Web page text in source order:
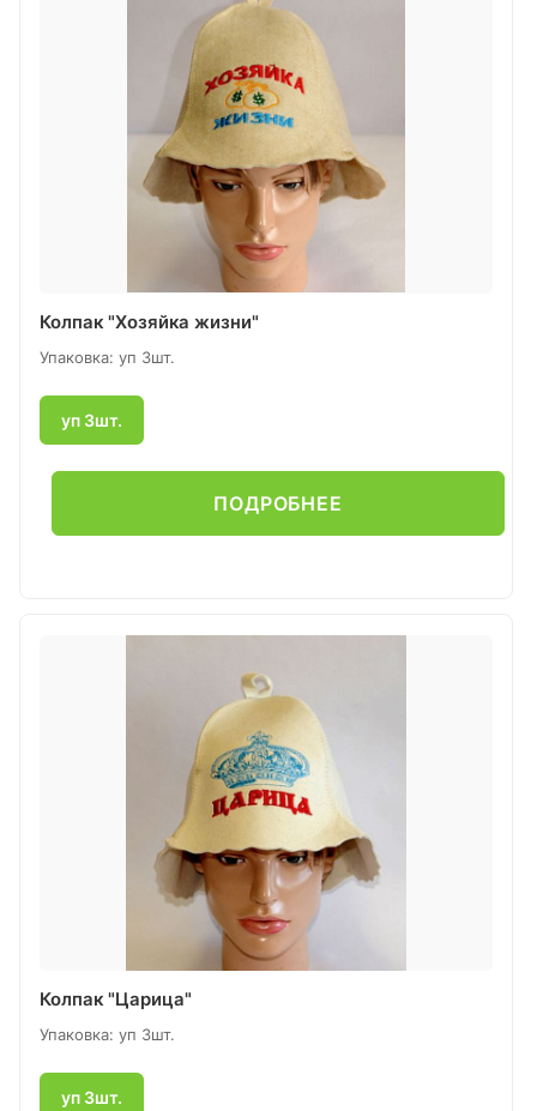
Колпак "Хозяйка жизни"
Упаковка: уп 3шт.
уп 3шт.
ПОДРОБНЕЕ
Колпак "Царица"
Упаковка: уп 3шт.
уп 3шт.